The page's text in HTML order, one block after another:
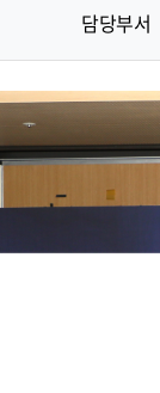
담당부서